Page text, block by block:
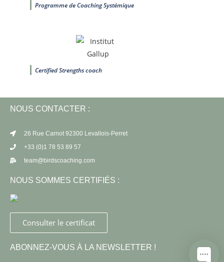
Programme de Coaching Systémique
Certified Strengths coach
NOUS CONTACTER :
26 Rue Carnot 92300 Levallois-Perret
+33 (0)1 78 53 89 57
team@birdscoaching.com
NOUS SOMMES CERTIFIÉS :
Consulter le certificat
ABONNEZ-VOUS À LA NEWSLETTER !